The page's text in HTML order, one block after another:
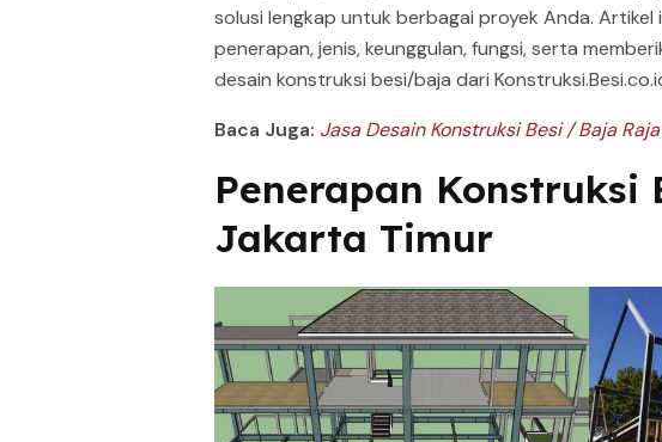
solusi lengkap untuk berbagai proyek Anda. Artikel
penerapan, jenis, keunggulan, fungsi, serta
desain konstruksi besi/baja dari
Baca Juga: Jasa Desain Konstruksi Besi / Baja
Penerapan Konstruksi
Jakarta Timur